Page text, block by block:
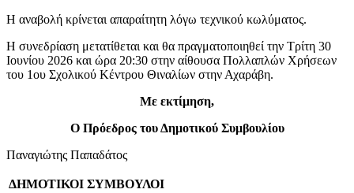
Η αναβολή κρίνεται απαραίτητη λόγω τεχνικού κωλύματος.
Η συνεδρίαση μετατίθεται και θα πραγματοποιηθεί την Τρίτη 30
Ιουνίου 2026 και ώρα 20:30 στην αίθουσα Πολλαπλών Χρήσεων
του 1ου Σχολικού Κέντρου Θιναλίων στην Αχαράβη.
Με εκτίμηση,
Ο Πρόεδρος του Δημοτικού Συμβουλίου
Παναγιώτης Παπαδάτος
ΔΗΜΟΤΙΚΟΙ ΣΥΜΒΟΥΛΟΙ